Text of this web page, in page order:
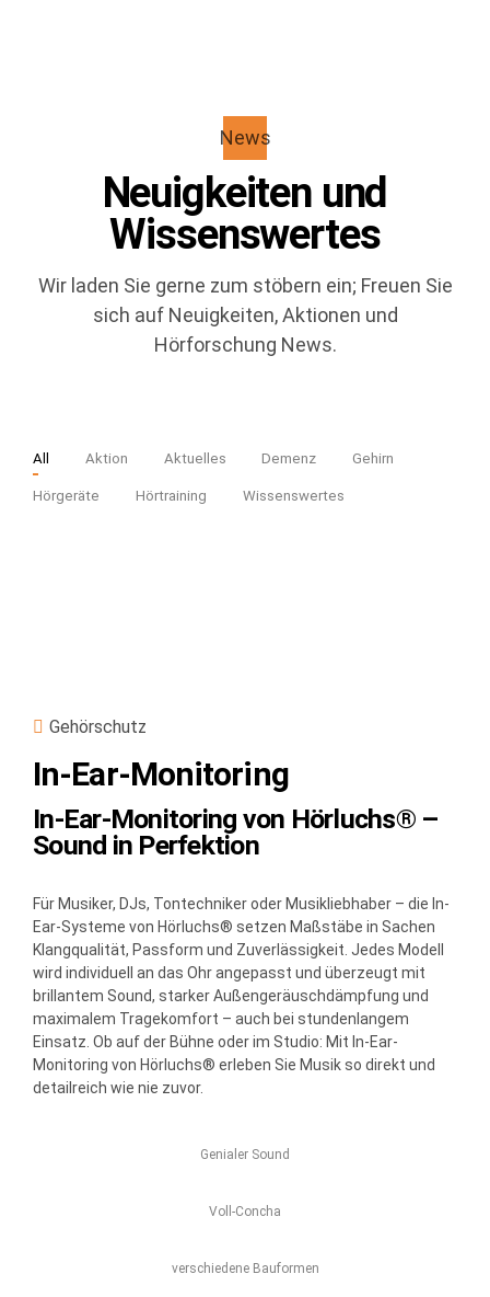
News
Neuigkeiten und
Wissenswertes
Wir laden Sie gerne zum stöbern ein; Freuen Sie
sich auf Neuigkeiten, Aktionen und
Hörforschung News.
All Aktion Aktuelles Demenz Gehirn
Hörgeräte Hörtraining Wissenswertes
Gehörschutz
In-Ear-Monitoring
In-Ear-Monitoring von Hörluchs® –
Sound in Perfektion
Für Musiker, DJs, Tontechniker oder Musikliebhaber – die In-
Ear-Systeme von Hörluchs® setzen Maßstäbe in Sachen
Klangqualität, Passform und Zuverlässigkeit. Jedes Modell
wird individuell an das Ohr angepasst und überzeugt mit
brillantem Sound, starker Außengeräuschdämpfung und
maximalem Tragekomfort – auch bei stundenlangem
Einsatz. Ob auf der Bühne oder im Studio: Mit In-Ear-
Monitoring von Hörluchs® erleben Sie Musik so direkt und
detailreich wie nie zuvor.
Genialer Sound
Voll-Concha
verschiedene Bauformen